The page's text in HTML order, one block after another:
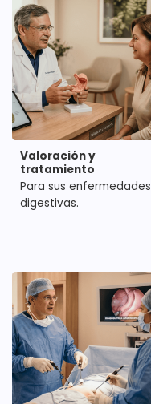
Valoración y
tratamiento
Para sus enfermedades
digestivas.